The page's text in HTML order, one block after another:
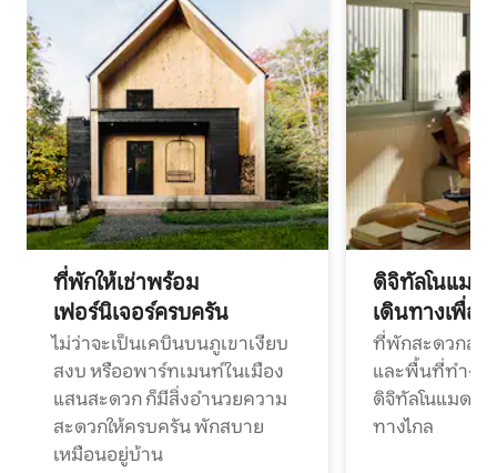
ที่พักให้เช่าพร้อม
เฟอร์นิเจอร์ครบครัน
ไม่ว่าจะเป็นเคบินบนภูเขาเงียบ
สงบ หรืออพาร์ทเมนท์ในเมือง
แสนสะดวก ก็มีสิ่งอำนวยความ
สะดวกให้ครบครัน พักสบาย
เหมือนอยู่บ้าน
ดิจิทัลโนแมด
เดินทางเพื่อ
ที่พักสะดวกสบ
และพื้นที่ทำงา
ดิจิทัลโนแมดแ
ทางไกล